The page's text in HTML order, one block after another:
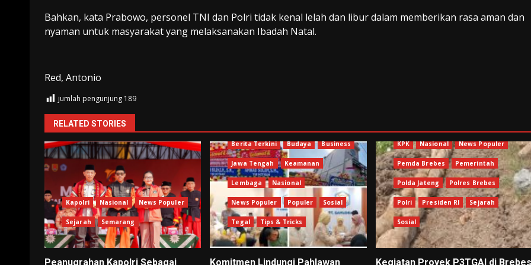
Bahkan, kata Prabowo, personel TNI dan Polri tidak kenal lelah dan libur dalam memberikan rasa aman dan
nyaman untuk masyarakat yang melaksanakan Ibadah Natal.
Red, Antonio
jumlah pengunjung 189
RELATED STORIES
Kapolri Nasional News Populer
Sejarah Semarang
Peanugrahan Kapolri Sebagai
Berita Terkini Budaya Business
Jawa Tengah Keamanan
Lembaga Nasional
News Populer Populer Sosial
Tegal Tips & Tricks
Komitmen Lindungi Pahlawan
KPK Nasional News Populer
Pemda Brebes Pemerintah
Polda Jateng Polres Brebes
Polri Presiden RI Sejarah
Sosial
Kegiatan Proyek P3TGAI di Brebes